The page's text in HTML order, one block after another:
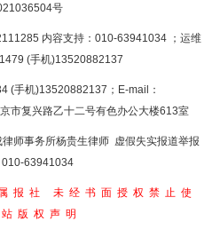
号
内容支持：010-63941034 ；运维
(手机)13520882137
(手机)13520882137；E-mail：
市复兴路乙十二号有色办公大楼613室
师事务所杨贵生律师 虚假失实报道举报
010-63941034
报社
未经书面授权禁止使
版权声明